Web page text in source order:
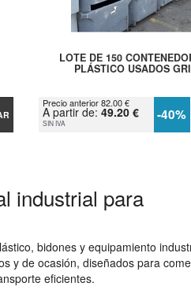
LOTE DE 150
PLÁSTICO USADOS
Precio anterior 82.00 €
A partir de:49.20 €
SIN IVA -40%
industrial para
bidones y equipamiento
y de ocasión, diseñados para
eficientes.